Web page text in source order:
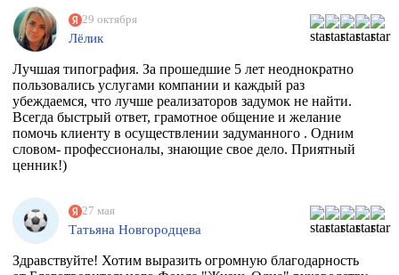
29 октября
Лёлик
Лучшая типография. За прошедшие 5 лет неоднократно
пользовались услугами компании и каждый раз
убеждаемся, что лучше реализаторов задумок не найти.
Всегда быстрый ответ, грамотное общение и желание
помочь клиенту в осуществлении задуманного . Одним
словом- профессионалы, знающие свое дело. Приятный
ценник!)
27 мая
Татьяна Новгородцева
Здравствуйте! Хотим выразить огромную благодарность